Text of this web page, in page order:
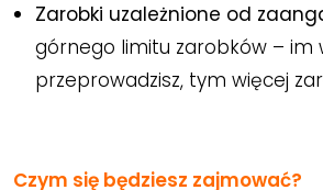
Zarobki uzależnione od
górnego limitu zarobków – im
przeprowadzisz, tym więcej
Czym się będziesz zajmować?